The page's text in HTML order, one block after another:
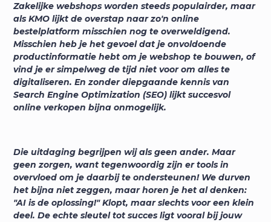
Zakelijke webshops worden steeds populairder, maar
als KMO lijkt de overstap naar zo'n online
bestelplatform misschien nog te overweldigend.
Misschien heb je het gevoel dat je onvoldoende
productinformatie hebt om je webshop te bouwen, of
vind je er simpelweg de tijd niet voor om alles te
digitaliseren. En zonder diepgaande kennis van
Search Engine Optimization (SEO) lijkt succesvol
online verkopen bijna onmogelijk.
Die uitdaging begrijpen wij als geen ander. Maar
geen zorgen, want tegenwoordig zijn er tools in
overvloed om je daarbij te ondersteunen! We durven
het bijna niet zeggen, maar horen je het al denken:
"AI is de oplossing!" Klopt, maar slechts voor een klein
deel. De echte sleutel tot succes ligt vooral bij jouw